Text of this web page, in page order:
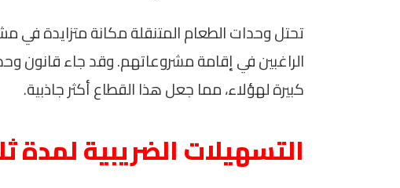
تحتل وحدات الطعام المتنقلة مكانة متزايدة
الراغبين في إقامة مشروعاتهم. وقد جاء قانون
كبيرة لهؤلاء، مما جعل هذا القطاع أكثر جاذبية.
التسهيلات الضريبية لمدة